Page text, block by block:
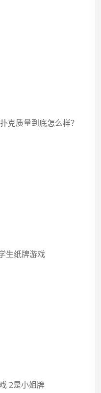
克质量到底怎么样？
生纸牌游戏
2是小姐牌